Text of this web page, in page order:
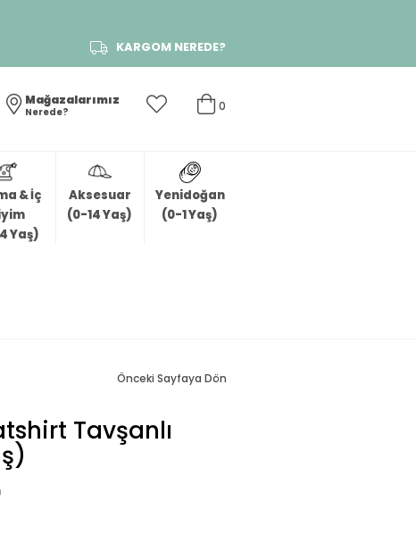
KARGOM NEREDE?
0
Mağazalarımız
Nerede?
& İç
Yaş)
Aksesuar
(0-14 Yaş)
Yenidoğan
(0-1 Yaş)
Önceki Sayfaya Dön
Tavşanlı